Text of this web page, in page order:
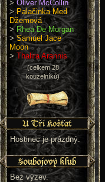
>Oliver McCollin
>Palačinka Med
Džemová
> Rhea De Morgan
>Samuel Jace
Moon
> Thalira Arannis
(celkem 28
kouzelníků)
Hostinec je prázdný.
Bez výzev.